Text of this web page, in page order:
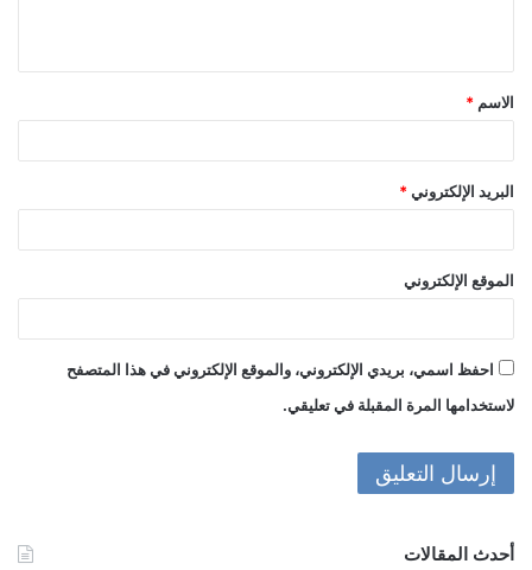
ق
*
الاسم *
البريد الإلكتروني *
الموقع الإلكتروني
احفظ اسمي، بريدي الإلكتروني، والموقع الإلكتروني في هذا المتصفح
لاستخدامها المرة المقبلة في تعليقي.
أحدث المقالات